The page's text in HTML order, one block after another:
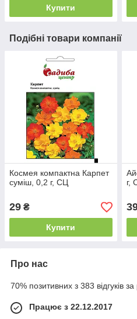
Купити
Подібні товари компанії
Космея компактна Карпет
суміш, 0,2 г, СЦ
29 ₴
Купити
г,
Про нас
70% позитивних з 383 відгуків за
Працює з 22.12.2017